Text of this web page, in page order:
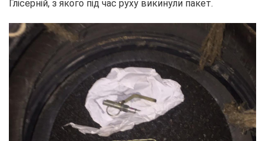
Глісерній, з якого під час руху викинули пакет.